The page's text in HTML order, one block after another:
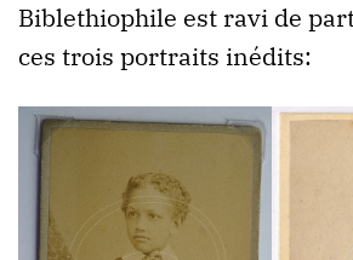
Biblethiophile est ravi de
ces trois portraits inédits: